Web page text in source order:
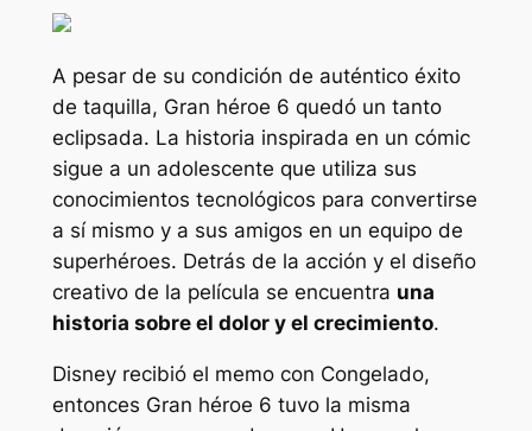
A pesar de su condición de auténtico éxito
de taquilla, Gran héroe 6 quedó un tanto
eclipsada. La historia inspirada en un cómic
sigue a un adolescente que utiliza sus
conocimientos tecnológicos para convertirse
a sí mismo y a sus amigos en un equipo de
superhéroes. Detrás de la acción y el diseño
creativo de la película se encuentra una
historia sobre el dolor y el crecimiento.
Disney recibió el memo con Congelado,
entonces Gran héroe 6 tuvo la misma